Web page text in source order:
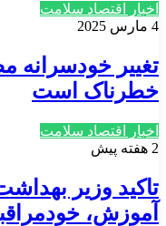
اخبار اقتصاد سلامت
4 مارس 2025
تغییر
خطرناک است
اخبار اقتصاد سلامت
2 هفته پیش
تاکید وزیر
آموزش،